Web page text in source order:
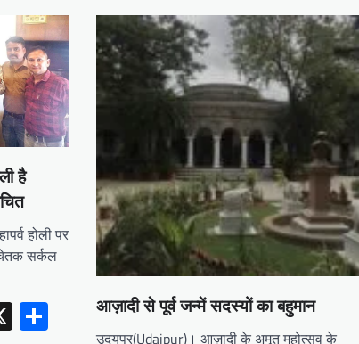
है
होली पर
चेतक सर्कल
X Shareआज़ादी से पूर्व जन्में सदस्यों का बहुमान
उदयपुर(Udaipur)। आज़ादी के अमृत महोत्सव के